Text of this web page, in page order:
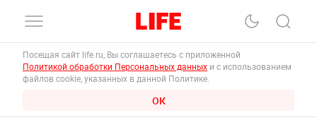
Посещая сайт life.ru, Вы соглашаетесь с приложенной
Политикой обработки Персональных данных и с использованием
файлов cookie, указанных в данной Политике.
ОК